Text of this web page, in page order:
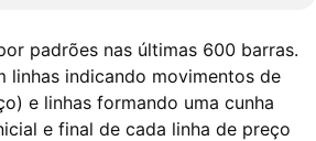
padrões nas últimas 600 barras.
linhas indicando movimentos de
e linhas formando uma cunha
e final de cada linha de preço